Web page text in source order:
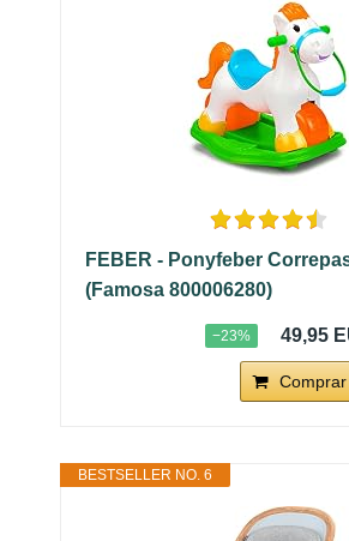
FEBER - Ponyfeber
(Famosa 800006280)
−23% 49,95
BESTSELLER NO. 6